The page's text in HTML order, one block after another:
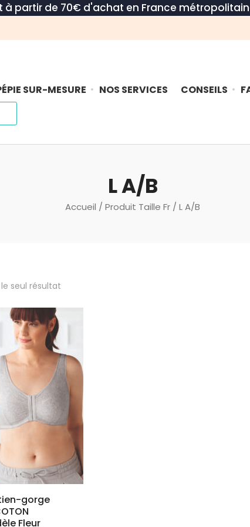
à partir de 70€ d'achat en France
SUR-MESURE NOS SERVICES CONSEILS
L A/B
Accueil / Produit Taille Fr / L A/B
seul résultat
gorge
Fleur